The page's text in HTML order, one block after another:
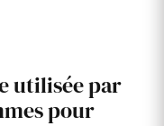
utilisée par
pour